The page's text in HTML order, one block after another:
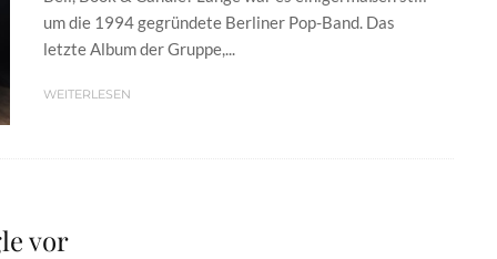
um die 1994 gegründete Berliner Pop-Band. Das
letzte Album der Gruppe,...
WEITERLESEN
vor